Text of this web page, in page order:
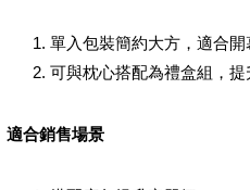
單入包裝簡約大方，適合
可與枕心搭配為禮盒組，
適合銷售場景